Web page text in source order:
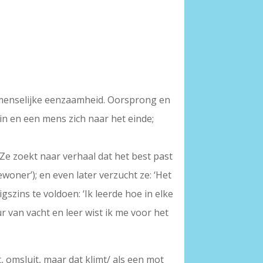
eenzaamheid. Oorsprong en
en een mens zich naar het einde;
zoekt naar verhaal dat het best past
en even later verzucht ze: ‘Het
te voldoen: ‘Ik leerde hoe in elke
van vacht en leer wist ik me voor het
omsluit, maar dat klimt/ als een mot